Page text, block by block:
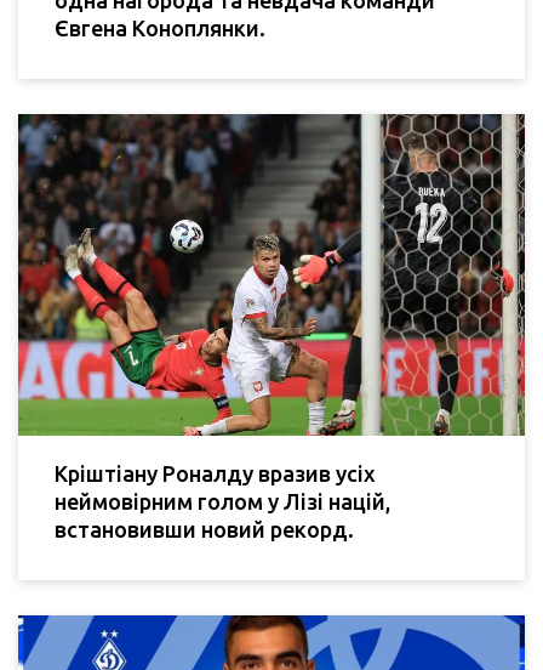
Євгена Коноплянки.
Кріштіану Роналду вразив усіх
неймовірним голом у Лізі націй,
встановивши новий рекорд.